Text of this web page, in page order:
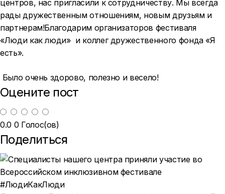
центров, нас пригласили к сотрудничеству. Мы всегда
рады дружественным отношениям, новым друзьям и
партнерам!Благодарим организаторов фестиваля
«Люди как люди» и коллег дружественного фонда «Я
есть».
Было очень здорово, полезно и весело!
Оцените пост
0.0 0 Голос(ов)
Поделиться